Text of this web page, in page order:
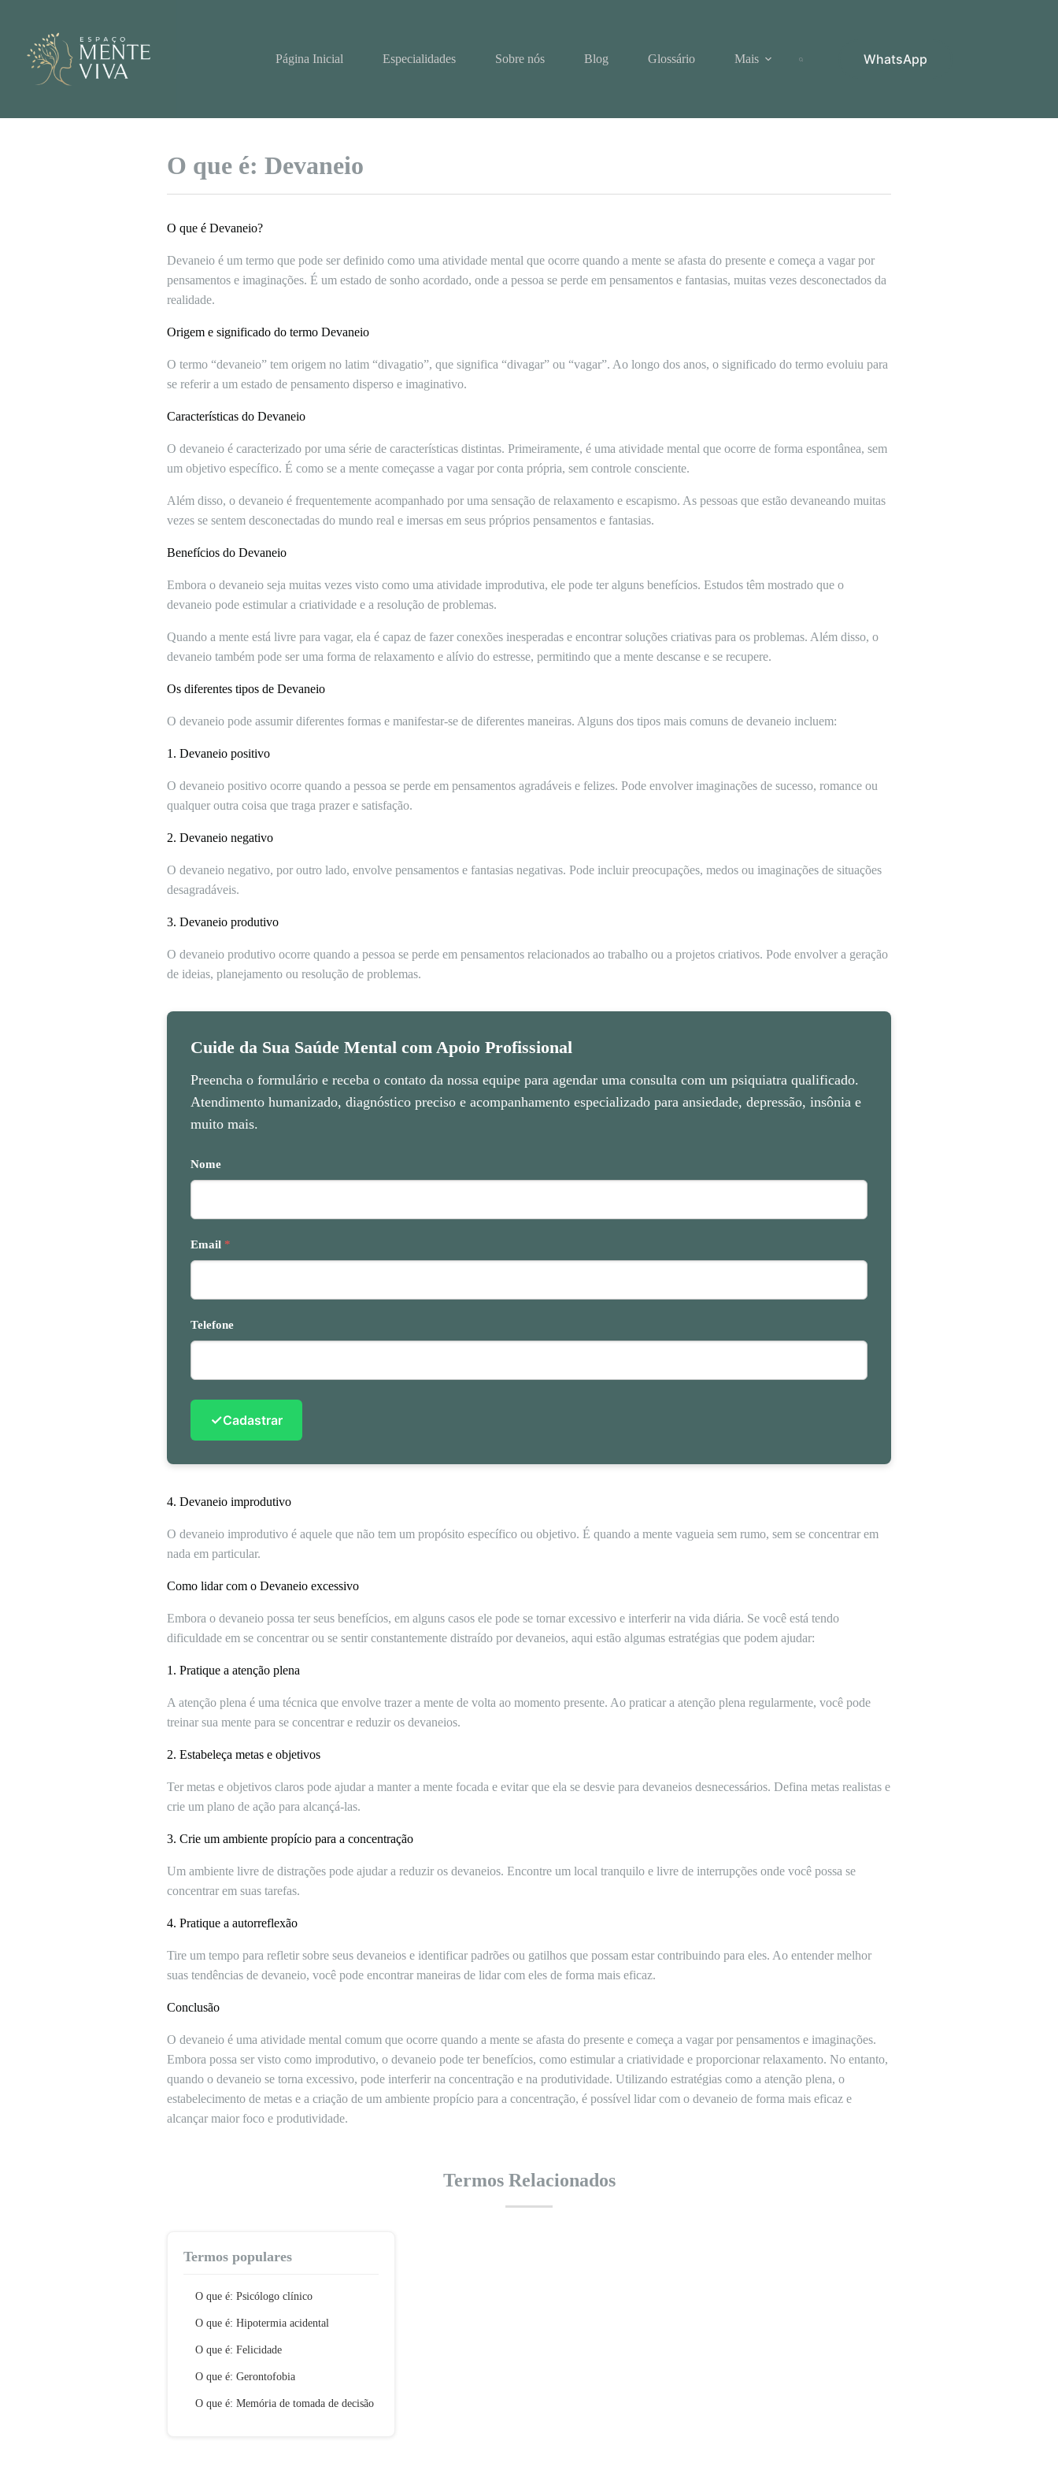
conteúdo
Página Inicial Especialidades Sobre nós Blog Glossário Mais WhatsApp
O que é: Devaneio
O que é Devaneio?
Devaneio é um termo que pode ser definido como uma atividade mental que ocorre quando a mente se afasta do presente e começa a vagar por
pensamentos e imaginações. É um estado de sonho acordado, onde a pessoa se perde em pensamentos e fantasias, muitas vezes desconectados da
realidade.
Origem e significado do termo Devaneio
O termo “devaneio” tem origem no latim “divagatio”, que significa “divagar” ou “vagar”. Ao longo dos anos, o significado do termo evoluiu para
se referir a um estado de pensamento disperso e imaginativo.
Características do Devaneio
O devaneio é caracterizado por uma série de características distintas. Primeiramente, é uma atividade mental que ocorre de forma espontânea, sem
um objetivo específico. É como se a mente começasse a vagar por conta própria, sem controle consciente.
Além disso, o devaneio é frequentemente acompanhado por uma sensação de relaxamento e escapismo. As pessoas que estão devaneando muitas
vezes se sentem desconectadas do mundo real e imersas em seus próprios pensamentos e fantasias.
Benefícios do Devaneio
Embora o devaneio seja muitas vezes visto como uma atividade improdutiva, ele pode ter alguns benefícios. Estudos têm mostrado que o
devaneio pode estimular a criatividade e a resolução de problemas.
Quando a mente está livre para vagar, ela é capaz de fazer conexões inesperadas e encontrar soluções criativas para os problemas. Além disso, o
devaneio também pode ser uma forma de relaxamento e alívio do estresse, permitindo que a mente descanse e se recupere.
Os diferentes tipos de Devaneio
O devaneio pode assumir diferentes formas e manifestar-se de diferentes maneiras. Alguns dos tipos mais comuns de devaneio incluem:
1. Devaneio positivo
O devaneio positivo ocorre quando a pessoa se perde em pensamentos agradáveis e felizes. Pode envolver imaginações de sucesso, romance ou
qualquer outra coisa que traga prazer e satisfação.
2. Devaneio negativo
O devaneio negativo, por outro lado, envolve pensamentos e fantasias negativas. Pode incluir preocupações, medos ou imaginações de situações
desagradáveis.
3. Devaneio produtivo
O devaneio produtivo ocorre quando a pessoa se perde em pensamentos relacionados ao trabalho ou a projetos criativos. Pode envolver a geração
de ideias, planejamento ou resolução de problemas.
Cuide da Sua Saúde Mental com Apoio Profissional
Preencha o formulário e receba o contato da nossa equipe para agendar uma consulta com um psiquiatra qualificado.
Atendimento humanizado, diagnóstico preciso e acompanhamento especializado para ansiedade, depressão, insônia e
muito mais.
Nome
Email *
Telefone
✓Cadastrar
4. Devaneio improdutivo
O devaneio improdutivo é aquele que não tem um propósito específico ou objetivo. É quando a mente vagueia sem rumo, sem se concentrar em
nada em particular.
Como lidar com o Devaneio excessivo
Embora o devaneio possa ter seus benefícios, em alguns casos ele pode se tornar excessivo e interferir na vida diária. Se você está tendo
dificuldade em se concentrar ou se sentir constantemente distraído por devaneios, aqui estão algumas estratégias que podem ajudar:
1. Pratique a atenção plena
A atenção plena é uma técnica que envolve trazer a mente de volta ao momento presente. Ao praticar a atenção plena regularmente, você pode
treinar sua mente para se concentrar e reduzir os devaneios.
2. Estabeleça metas e objetivos
Ter metas e objetivos claros pode ajudar a manter a mente focada e evitar que ela se desvie para devaneios desnecessários. Defina metas realistas e
crie um plano de ação para alcançá-las.
3. Crie um ambiente propício para a concentração
Um ambiente livre de distrações pode ajudar a reduzir os devaneios. Encontre um local tranquilo e livre de interrupções onde você possa se
concentrar em suas tarefas.
4. Pratique a autorreflexão
Tire um tempo para refletir sobre seus devaneios e identificar padrões ou gatilhos que possam estar contribuindo para eles. Ao entender melhor
suas tendências de devaneio, você pode encontrar maneiras de lidar com eles de forma mais eficaz.
Conclusão
O devaneio é uma atividade mental comum que ocorre quando a mente se afasta do presente e começa a vagar por pensamentos e imaginações.
Embora possa ser visto como improdutivo, o devaneio pode ter benefícios, como estimular a criatividade e proporcionar relaxamento. No entanto,
quando o devaneio se torna excessivo, pode interferir na concentração e na produtividade. Utilizando estratégias como a atenção plena, o
estabelecimento de metas e a criação de um ambiente propício para a concentração, é possível lidar com o devaneio de forma mais eficaz e
alcançar maior foco e produtividade.
Termos Relacionados
Termos populares
O que é: Psicólogo clínico
O que é: Hipotermia acidental
O que é: Felicidade
O que é: Gerontofobia
O que é: Memória de tomada de decisão